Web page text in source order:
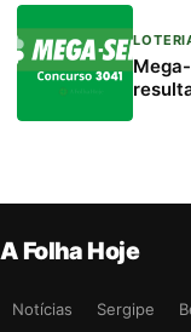
A Folha Hoje
Notícias Sergipe